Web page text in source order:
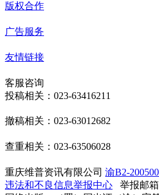
版权合作
广告服务
友情链接
客服咨询
投稿相关：023-63416211
撤稿相关：023-63012682
查重相关：023-63506028
重庆维普资讯有限公司 渝B2-
违法和不良信息举报中心 举报邮箱